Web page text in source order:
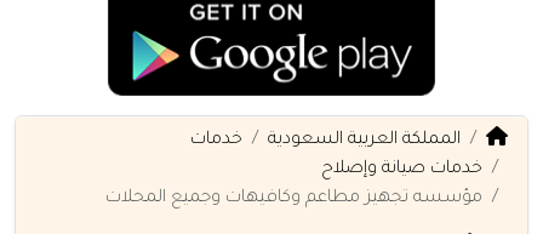
المملكة العربية السعودية
خدمات
خدمات صيانة وإصلاح
مؤسسه تجهيز مطاعم وكافيهات وجميع المحلات